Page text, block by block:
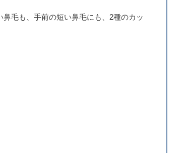
鼻毛も、手前の短い鼻毛にも、2種のカッ